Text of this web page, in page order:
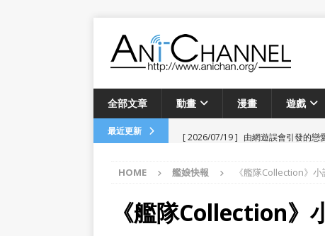
全部文章 動畫 漫畫 遊戲
最近更新
[ 2026/06/24 ]
「フールナイト」愚
[ 2026/04/13 ]
菅沼千紗
河森正治原創動畫
HOME 艦娘快報 《艦隊Collection》小
《艦隊Collection》